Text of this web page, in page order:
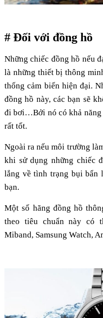
# Đối với đồng hồ
Những chiếc đồng hồ nếu
là những thiết bị thông
thống cảm biến hiện đại.
đồng hồ này, các bạn sẽ
đi bơi…Bởi nó có khả năng
rất tốt.
Ngoài ra nếu môi trường
khi sử dụng những chiếc
lắng về tình trạng bụi bẩn
bạn.
Một số hãng đồng hồ
theo tiêu chuẩn này có
Miband, Samsung Watch,